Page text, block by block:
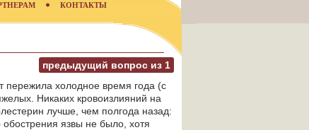
КОНТАКТЫ
предыдущий вопрос из 1
пережила холодное время года (с
Никаких кровоизлияний на
лучше, чем полгода назад:
язвы не было, хотя